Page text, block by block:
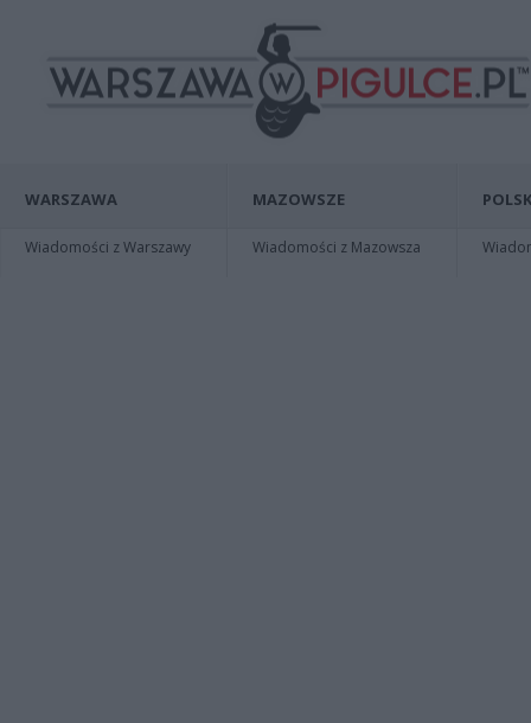
WARSZAWA
Wiadomości z Warszawy
MAZOWSZE
Wiadomości z Mazowsza